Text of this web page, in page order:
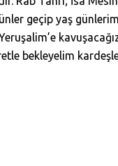
geçip yaş
bekleyelim